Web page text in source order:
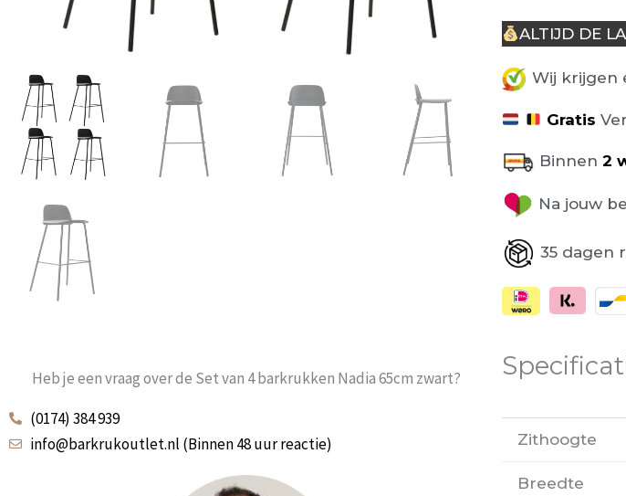
Heb je een vraag over de Set van 4 barkrukken Nadia 65cm zwart?
(0174) 384 939
info@barkrukoutlet.nl (Binnen 48 uur reactie)
ALTIJD DE
Wij krijgen
Gratis
Binnen 2
Na jouw
35 dagen
Zithoogte
Breedte